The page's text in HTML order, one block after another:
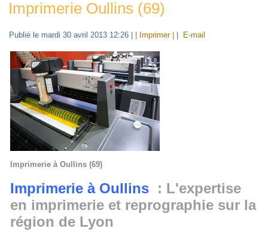
Imprimerie Oullins (69)
Publié le mardi 30 avril 2013 12:26 | Imprimer | E-mail
Imprimerie à Oullins (69)
Imprimerie à Oullins : L'expertise
en imprimerie et reprographie sur la
région de Lyon